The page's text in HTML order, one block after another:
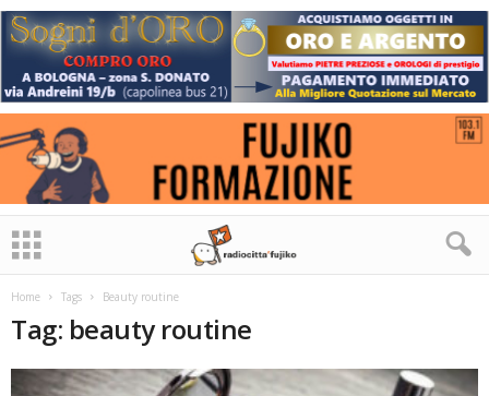
Home Tags Beauty routine
Tag: beauty routine